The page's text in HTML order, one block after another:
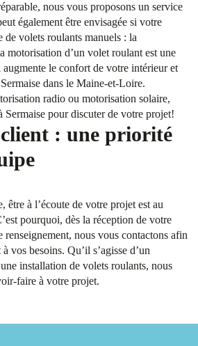
nous vous proposons un service
également être envisagée si votre
de volets roulants manuels : la
motorisation d’un volet roulant est une
le confort de votre intérieur et
dans le Maine-et-Loire.
radio ou motorisation solaire,
Sermaise pour discuter de votre projet!
: une priorité
être à l’écoute de votre projet est au
pourquoi, dès la réception de votre
renseignement, nous vous contactons afin
vos besoins. Qu’il s’agisse d’un
installation de volets roulants, nous
faire à votre projet.